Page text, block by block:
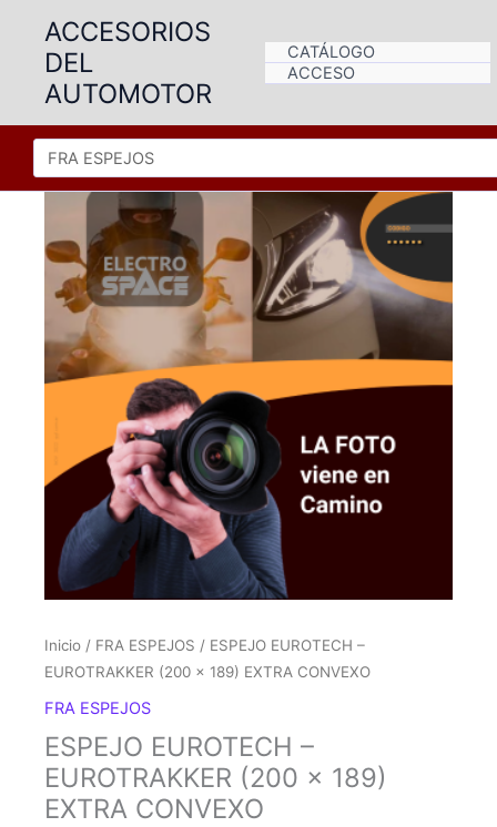
contenido
ACCESORIOS
DEL
AUTOMOTOR
CATÁLOGO
ACCESO
Inicio / FRA ESPEJOS / ESPEJO EUROTECH –
EUROTRAKKER (200 x 189) EXTRA CONVEXO
FRA ESPEJOS
ESPEJO EUROTECH –
EUROTRAKKER (200 x 189)
EXTRA CONVEXO